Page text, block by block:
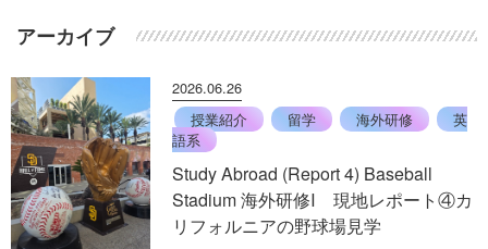
アーカイブ
2026.06.26
授業紹介
留学 海外研修
英
語系
Study Abroad (Report 4) Baseball
Stadium 海外研修Ⅰ 現地レポート④カ
リフォルニアの野球場見学